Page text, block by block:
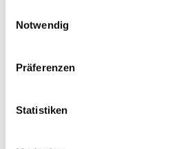
Notwendig
Präferenzen
Statistiken
: NN
Baustil: NN